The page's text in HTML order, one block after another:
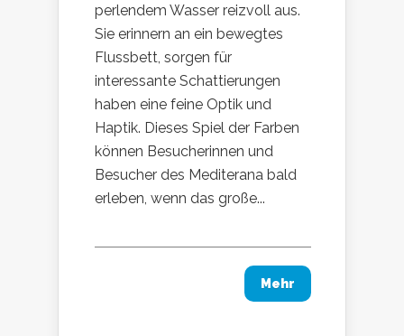
perlendem Wasser reizvoll aus.
Sie erinnern an ein bewegtes
Flussbett, sorgen für
interessante Schattierungen
haben eine feine Optik und
Haptik. Dieses Spiel der Farben
können Besucherinnen und
Besucher des Mediterana bald
erleben, wenn das große...
Mehr